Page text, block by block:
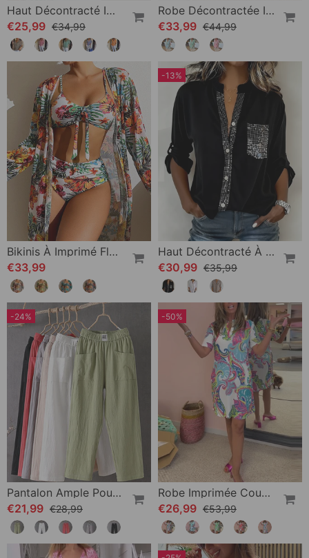
Haut Décontracté Imprimé À Manches Courtes Et Col En V
€25,99 €34,99
Robe Décontractée Imprimée À Col En V Et Demi-Manches
€33,99 €44,99
Bikinis À Imprimé Floral Et Cache-Maillot
€33,99
-13%
Haut Décontracté À Empiècements Et Boutons À Sequins
€30,99 €35,99
-24%
Pantalon Ample Pour Femme
€21,99 €28,99
-50%
Robe Imprimée Coupe Slim
€26,99 €53,99